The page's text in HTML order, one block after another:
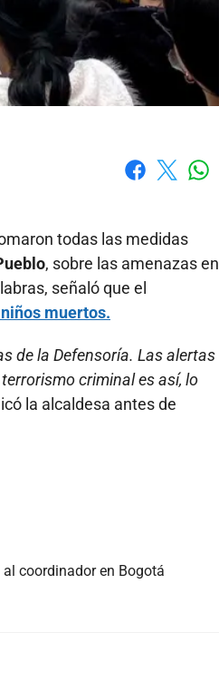
todas las medidas
, sobre las amenazas en
señaló que el
muertos.
de la Defensoría. Las alertas
criminal es así, lo
la alcaldesa antes de
coordinador en Bogotá